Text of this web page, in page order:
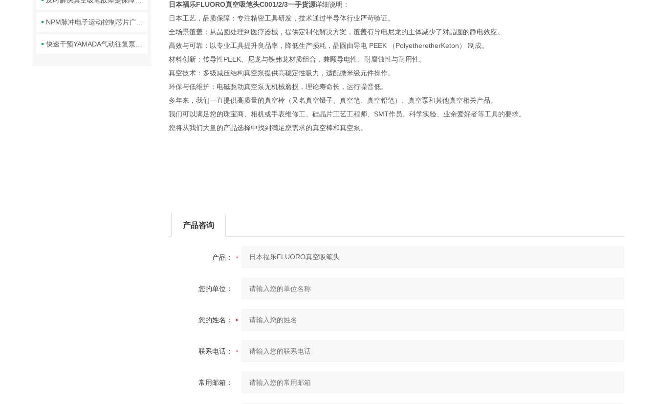
日本福乐FLUORO真空吸笔头C001/2/3一手货源详细说明：
日本工艺，品质保障：专注精密工具研发，技术通过半导体行业严苛验证。
全场景覆盖：从晶圆处理到医疗器械，提供定制化解决方案，覆盖有导电尼龙的主体减少了对晶圆的静电效应。
高效与可靠：以专业工具提升良品率，降低生产损耗，晶圆由导电 PEEK （PolyetheretherKeton） 制成。
材料创新：传导性PEEK、尼龙与铁弗龙材质组合，兼顾导电性、耐腐蚀性与耐用性。
真空技术：多级减压结构真空泵提供高稳定性吸力，适配微米级元件操作。
环保与低维护：电磁驱动真空泵无机械磨损，理论寿命长，运行噪音低。
多年来，我们一直提供高质量的真空棒（又名真空镊子、真空笔、真空铅笔）、真空泵和其他真空相关产品。
我们可以满足您的珠宝商、相机或手表维修工、硅晶片工艺工程师、SMT作员、科学实验、业余爱好者等工具的要求。
您将从我们大量的产品选择中找到满足您需求的真空棒和真空泵。
产品咨询
产品：
您的单位：
您的姓名：
联系电话：
常用邮箱：